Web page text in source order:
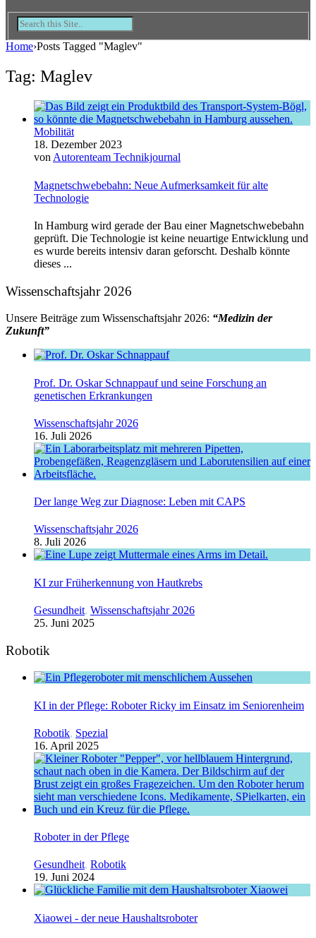
Home›Posts Tagged "Maglev"
Tag: Maglev
Mobilität
18. Dezember 2023
von Autorenteam Technikjournal
Magnetschwebebahn: Neue Aufmerksamkeit für alte
Technologie
In Hamburg wird gerade der Bau einer Magnetschwebebahn
geprüft. Die Technologie ist keine neuartige Entwicklung und
es wurde bereits intensiv daran geforscht. Deshalb könnte
dieses ...
Wissenschaftsjahr 2026
Unsere Beiträge zum Wissenschaftsjahr 2026: “Medizin der
Zukunft”
Prof. Dr. Oskar Schnappauf und seine Forschung an
genetischen Erkrankungen
Wissenschaftsjahr 2026
16. Juli 2026
Der lange Weg zur Diagnose: Leben mit CAPS
Wissenschaftsjahr 2026
8. Juli 2026
KI zur Früherkennung von Hautkrebs
Gesundheit, Wissenschaftsjahr 2026
25. Juni 2025
Robotik
KI in der Pflege: Roboter Ricky im Einsatz im Seniorenheim
Robotik, Spezial
16. April 2025
Roboter in der Pflege
Gesundheit, Robotik
19. Juni 2024
Xiaowei - der neue Haushaltsroboter